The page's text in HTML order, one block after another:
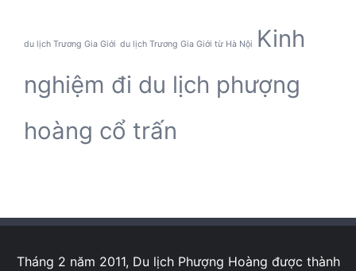
du lịch Trương Gia Giới du lịch Trương Gia Giới từ Hà Nội
Kinh
nghiệm đi du lịch phượng
hoàng cổ trấn
Tháng 2 năm 2011, Du lịch Phượng Hoàng được thành